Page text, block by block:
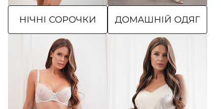
НІЧНІ СОРОЧКИ ДОМАШНІЙ ОДЯГ